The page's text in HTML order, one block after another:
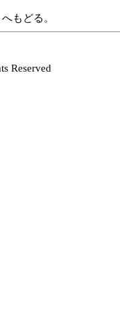
もどる。
Reserved